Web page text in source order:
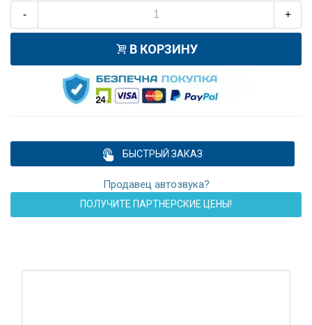
- +
В КОРЗИНУ
БЫСТРЫЙ ЗАКАЗ
Продавец автозвука?
ПОЛУЧИТЕ ПАРТНЕРСКИЕ ЦЕНЫ!